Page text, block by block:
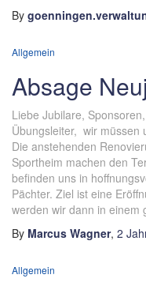
By
Allgemein
Absage
Liebe Jubilare,
Übungsleiter, wir müssen
Die anstehenden
Sportheim machen den
befinden uns in
Pächter. Ziel ist eine
werden wir dann in einem
By Marcus Wagner, 2
Allgemein